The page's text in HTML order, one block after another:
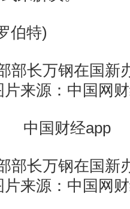
特)
中国财经app